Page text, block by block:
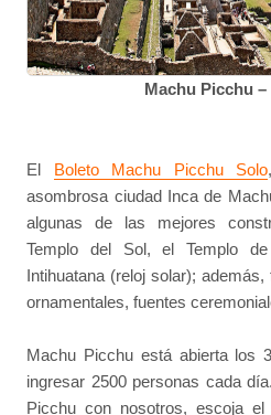
Machu Picchu –
El Boleto Machu Picchu Solo
asombrosa ciudad Inca de
algunas de las mejores
Templo del Sol, el Templo
Intihuatana (reloj solar);
ornamentales, fuentes
Machu Picchu está abierta los
ingresar 2500 personas cada
Picchu con nosotros, escoja